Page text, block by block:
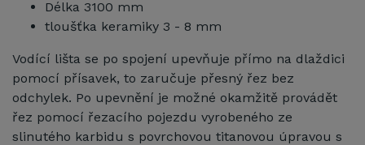
Délka 3100 mm
tloušťka keramiky 3 - 8 mm
Vodící lišta se po spojení upevňuje přímo na dlaždici
pomocí přísavek, to zaručuje přesný řez bez
odchylek. Po upevnění je možné okamžitě provádět
řez pomocí řezacího pojezdu vyrobeného ze
slinutého karbidu s povrchovou titanovou úpravou s